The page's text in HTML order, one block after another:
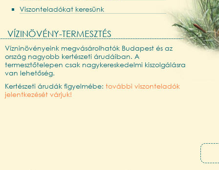
Viszonteladókat keresünk
VÍZINÖVÉNY-TERMESZTÉS
Vízninövényeink megvásárolhatók Budapest és az
ország nagyobb kertészeti árudáiban. A
termesztőtelepen csak nagykereskedelmi kiszolgálásra
van lehetőség.
Kertészeti árudák figyelmébe: további viszonteladók
jelentkezését várjuk!